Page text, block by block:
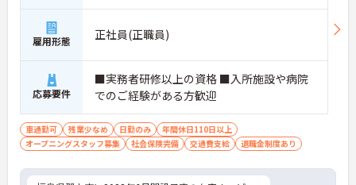
雇用形態 正社員(正職員)
応募要件
■実務者研修以上の資格 ■入所施設や病院
でのご経験がある方歓迎
車通勤可 残業少なめ 日勤のみ
年間休日110日以上
オープニングスタッフ募集
社会保険完備 交通費支給 退職金制度あり